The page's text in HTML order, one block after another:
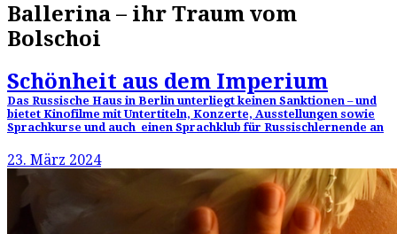
Ballerina – ihr Traum vom
Bolschoi
Schönheit aus dem Imperium
Das Russische Haus in Berlin unterliegt keinen Sanktionen – und
bietet Kinofilme mit Untertiteln, Konzerte, Ausstellungen sowie
Sprachkurse und auch einen Sprachklub für Russischlernende an
23. März 2024